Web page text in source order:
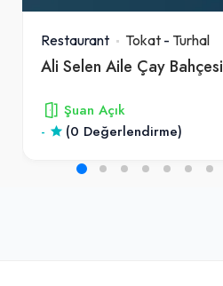
Restaurant Tokat - Turhal
Ali Selen Aile Çay Bahçesi
Şuan Açık
-
(0 Değerlendirme)